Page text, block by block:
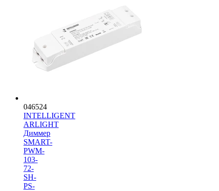
046524
INTELLIGENT
ARLIGHT
Диммер
SMART-
PWM-
103-
72-
SH-
PS-